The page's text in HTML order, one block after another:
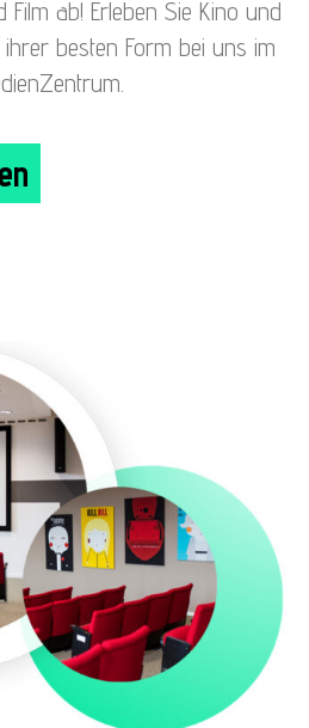
ab! Erleben Sie Kino und
ihrer besten Form bei uns im